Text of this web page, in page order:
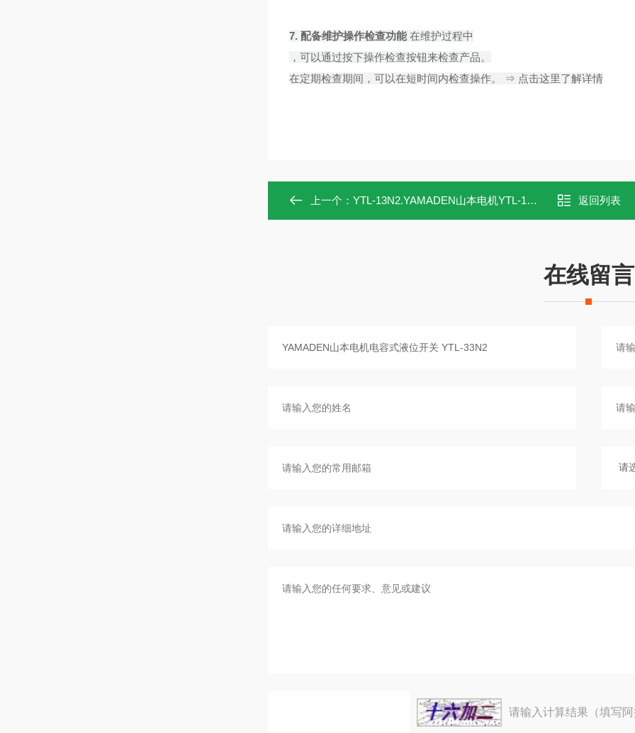
7. 配备维护操作检查功能在维护过程中
，可以通过按下操作检查按钮来检查产品。
在定期检查期间，可以在短时间内检查操作。 ⇒ 点击这里了解详情
上一个： YTL-13N2.YAMADEN山本电机YTL-13N2电容式液位开关 返回列表
在线留言
请输入计算结果（填写